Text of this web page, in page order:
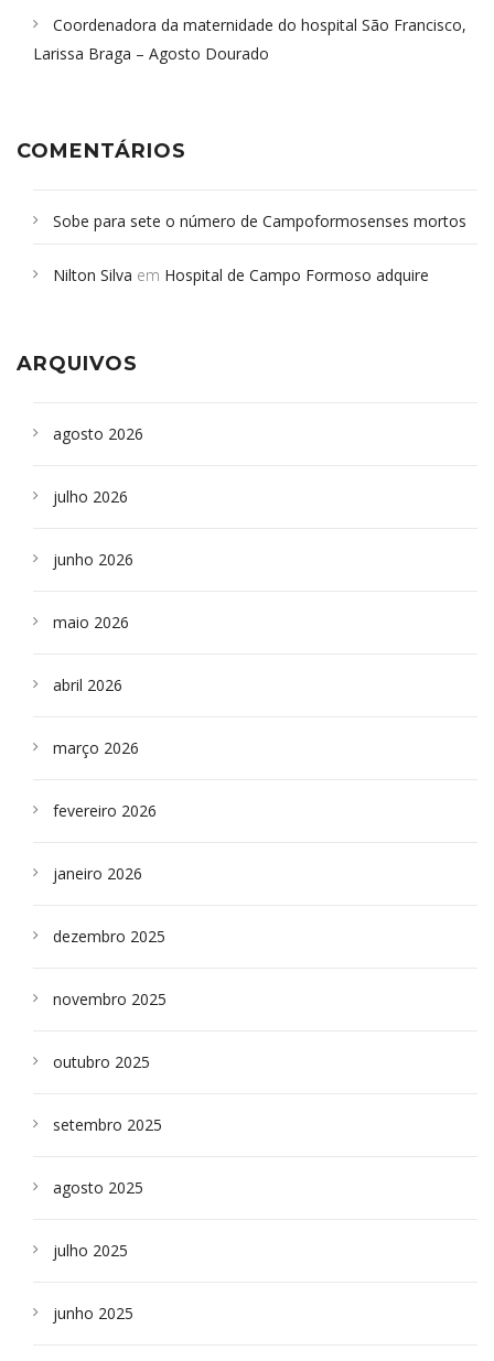
Coordenadora da maternidade do hospital São Francisco,
Larissa Braga – Agosto Dourado
COMENTÁRIOS
Sobe para sete o número de Campoformosenses mortos
Campoformosenses que morreram em desabamentos são
Nilton Silva em Hospital de Campo Formoso adquire
ARQUIVOS
agosto 2026
julho 2026
junho 2026
maio 2026
abril 2026
março 2026
fevereiro 2026
janeiro 2026
dezembro 2025
novembro 2025
outubro 2025
setembro 2025
agosto 2025
julho 2025
junho 2025